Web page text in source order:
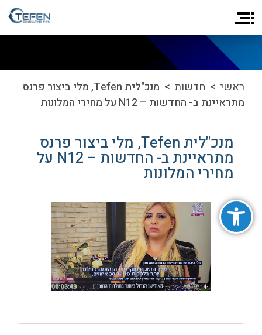
פתח סרגל נגישות
ראשי > חדשות
> מנכ"לית Tefen, מלי ביצור פרנס
מתראיינת ב- החדשות – N12 על מחירי המלונות
מנכ"לית Tefen, מלי ביצור פרנס
מתראיינת ב- החדשות – N12 על
מחירי המלונות